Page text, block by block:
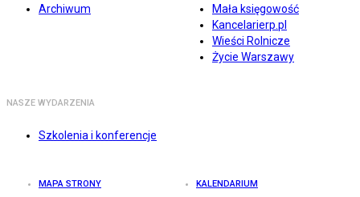
Archiwum
Mała księgowość
Kancelarierp.pl
Wieści Rolnicze
Życie Warszawy
NASZE WYDARZENIA
Szkolenia i konferencje
MAPA STRONY KALENDARIUM